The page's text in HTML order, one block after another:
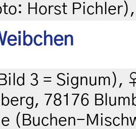
Horst
3 = Signum),
78176
(Buchen-